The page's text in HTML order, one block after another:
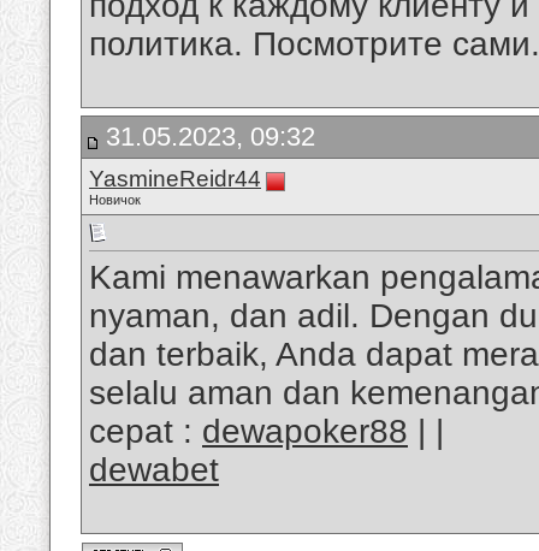
политика. Посмотрите сами.
31.05.2023, 09:32
YasmineReidr44
Новичок
Kami menawarkan
nyaman, dan adil. Dengan
dan terbaik, Anda dapat
selalu aman dan
cepat : dewapoker88 | |
dewabet